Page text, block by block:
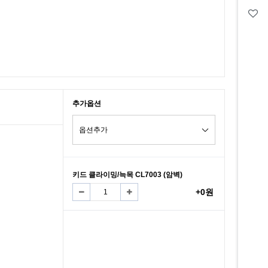
추가옵션
키드 클라이밍/늑목 CL7003 (암벽)
+0원